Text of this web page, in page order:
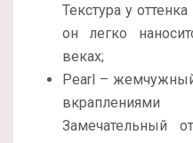
Текстура у
он легко
веках;
Pearl –
вкраплениями
Замечательный